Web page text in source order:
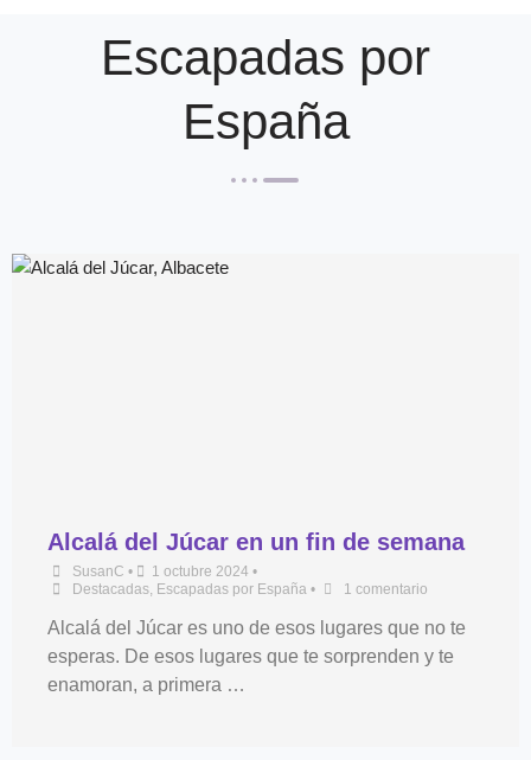
Escapadas por
España
Alcalá del Júcar en un fin de semana
SusanC • 1 octubre 2024 •
Destacadas, Escapadas por España • 1 comentario
Alcalá del Júcar es uno de esos lugares que no te
esperas. De esos lugares que te sorprenden y te
enamoran, a primera …